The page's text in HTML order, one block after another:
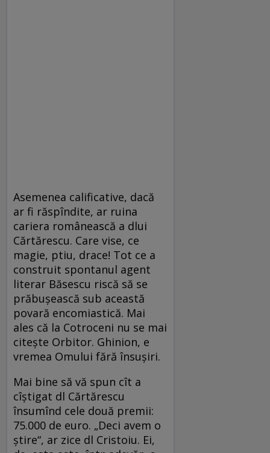
Asemenea calificative, dacă
ar fi răspîndite, ar ruina
cariera românească a dlui
Cărtărescu. Care vise, ce
magie, ptiu, drace! Tot ce a
construit spontanul agent
literar Băsescu riscă să se
prăbușească sub această
povară encomiastică. Mai
ales că la Cotroceni nu se mai
citește Orbitor. Ghinion, e
vremea Omului fără însușiri.
Mai bine să vă spun cît a
cîștigat dl Cărtărescu
însumînd cele două premii:
75.000 de euro. „Deci avem o
știre“, ar zice dl Cristoiu. Ei,